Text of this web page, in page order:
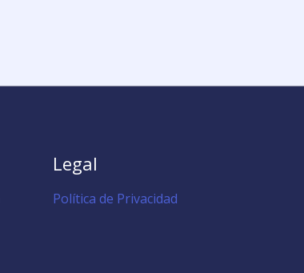
Legal
Política de Privacidad